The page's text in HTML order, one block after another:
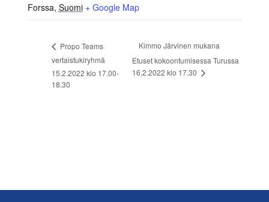
Forssa, Suomi + Google Map
Propo Teams
vertaistukiryhmä
15.2.2022 klo 17.00-
18.30
Kimmo Järvinen mukana
Etuset kokoontumisessa Turussa
16.2.2022 klo 17.30